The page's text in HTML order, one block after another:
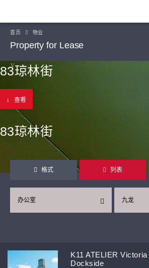
首页 物业
Property for Lease
83琼林街
查看
83琼林街
格式 列表
九龙
办公室
K11 ATELIER Victoria
Dockside